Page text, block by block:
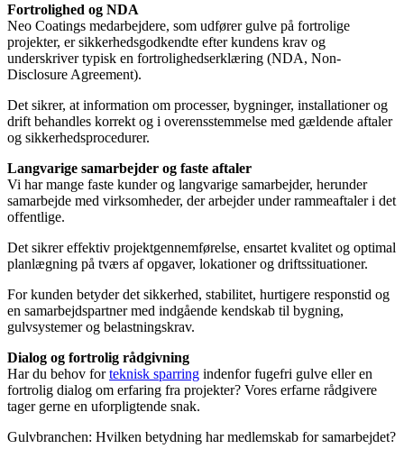
Fortrolighed og NDA
Neo Coatings medarbejdere, som udfører gulve på fortrolige
projekter, er sikkerhedsgodkendte efter kundens krav og
underskriver typisk en fortrolighedserklæring (NDA, Non-
Disclosure Agreement).
Det sikrer, at information om processer, bygninger, installationer og
drift behandles korrekt og i overensstemmelse med gældende aftaler
og sikkerhedsprocedurer.
Langvarige samarbejder og faste aftaler
Vi har mange faste kunder og langvarige samarbejder, herunder
samarbejde med virksomheder, der arbejder under rammeaftaler i det
offentlige.
Det sikrer effektiv projektgennemførelse, ensartet kvalitet og optimal
planlægning på tværs af opgaver, lokationer og driftssituationer.
For kunden betyder det sikkerhed, stabilitet, hurtigere responstid og
en samarbejdspartner med indgående kendskab til bygning,
gulvsystemer og belastningskrav.
Dialog og fortrolig rådgivning
Har du behov forteknisk sparring indenfor fugefri gulve eller en
fortrolig dialog om erfaring fra projekter? Vores erfarne rådgivere
tager gerne en uforpligtende snak.
Gulvbranchen: Hvilken betydning har medlemskab for samarbejdet?